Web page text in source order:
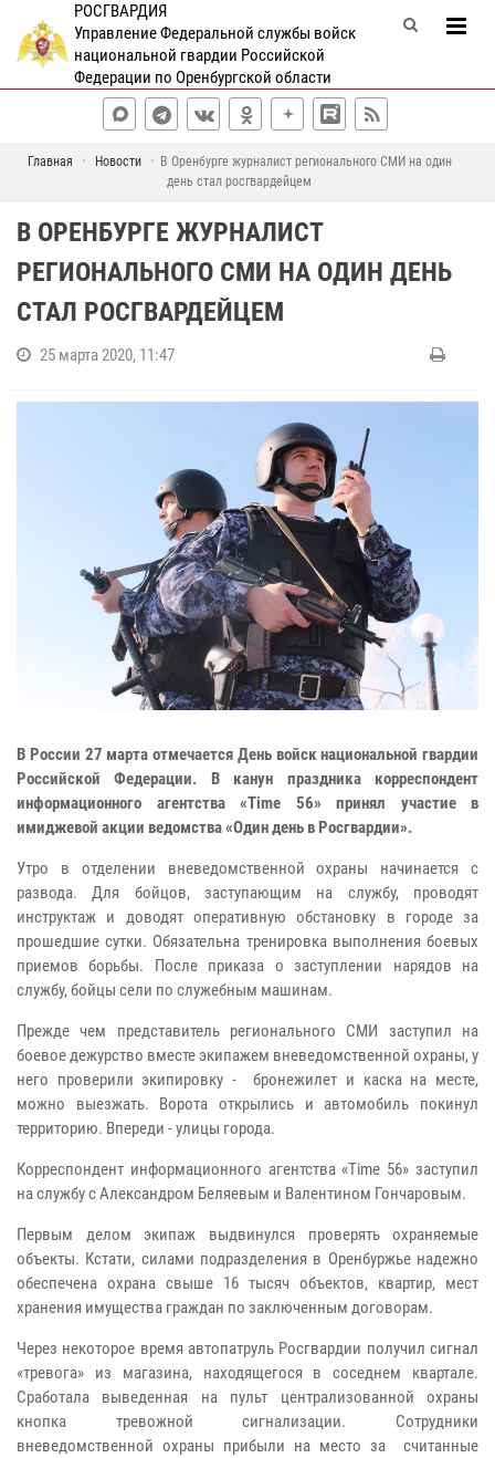
РОСГВАРДИЯ
Управление Федеральной службы войск
национальной гвардии Российской
Федерации по Оренбургской области
Главная Новости
В Оренбурге журналист регионального СМИ на один
день стал росгвардейцем
В ОРЕНБУРГЕ ЖУРНАЛИСТ
РЕГИОНАЛЬНОГО СМИ НА ОДИН ДЕНЬ
СТАЛ РОСГВАРДЕЙЦЕМ
25 марта 2020, 11:47
В России 27 марта отмечается День войск национальной гвардии
Российской Федерации. В канун праздника корреспондент
информационного агентства «Time 56» принял участие в
имиджевой акции ведомства «Один день в Росгвардии».
Утро в отделении вневедомственной охраны начинается с
развода. Для бойцов, заступающим на службу, проводят
инструктаж и доводят оперативную обстановку в городе за
прошедшие сутки. Обязательна тренировка выполнения боевых
приемов борьбы. После приказа о заступлении нарядов на
службу, бойцы сели по служебным машинам.
Прежде чем представитель регионального СМИ заступил на
боевое дежурство вместе экипажем вневедомственной охраны, у
него проверили экипировку - бронежилет и каска на месте,
можно выезжать. Ворота открылись и автомобиль покинул
территорию. Впереди - улицы города.
Корреспондент информационного агентства «Time 56» заступил
на службу с Александром Беляевым и Валентином Гончаровым.
Первым делом экипаж выдвинулся проверять охраняемые
объекты. Кстати, силами подразделения в Оренбуржье надежно
обеспечена охрана свыше 16 тысяч объектов, квартир, мест
хранения имущества граждан по заключенным договорам.
Через некоторое время автопатруль Росгвардии получил сигнал
«тревога» из магазина, находящегося в соседнем квартале.
Сработала выведенная на пульт централизованной охраны
кнопка тревожной сигнализации. Сотрудники
вневедомственной охраны прибыли на место за считанные